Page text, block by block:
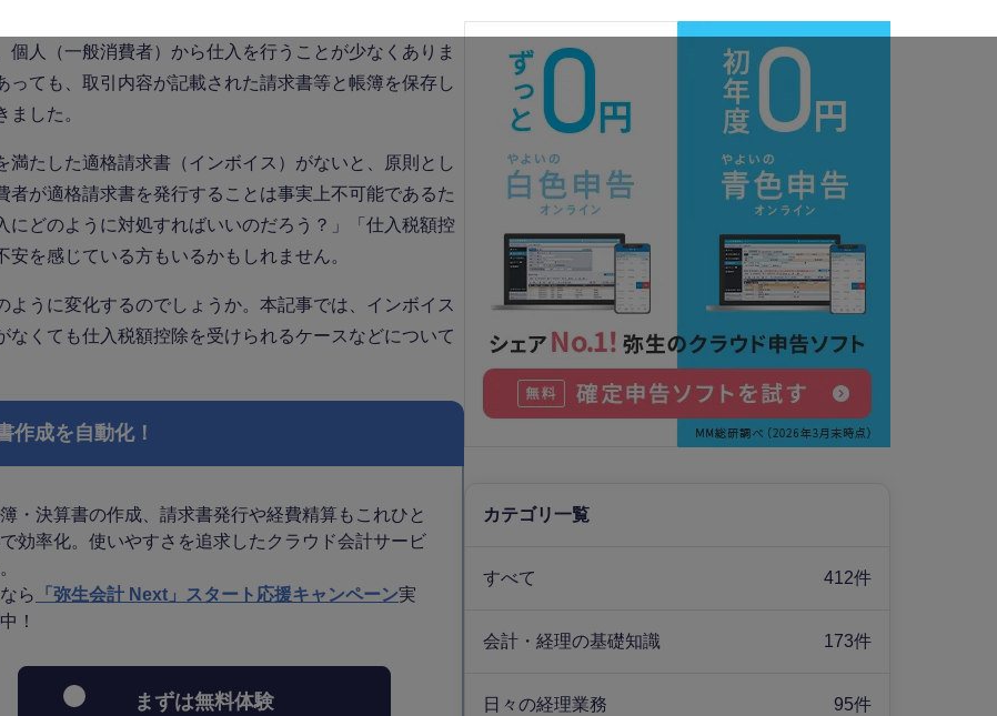
人（一般消費者）から仕入を行うことが少なくありま
ても、取引内容が記載された請求書等と帳簿を保存し
した。
たした適格請求書（インボイス）がないと、原則とし
が適格請求書を発行することは事実上不可能であるた
どのように対処すればいいのだろう？」「仕入税額控
を感じている方もいるかもしれません。
うに変化するのでしょうか。本記事では、インボイス
くても仕入税額控除を受けられるケースなどについて
作成を自動化！
・決算書の作成、請求書発行や経費精算もこれひと
効率化。使いやすさを追求したクラウド会計サービ
ら
「弥生会計 Next」スタート応援キャンペーン実
！
まずは無料体験
カテゴリ一覧
すべて 412件
会計・経理の基礎知識 173件
日々の経理業務 95件